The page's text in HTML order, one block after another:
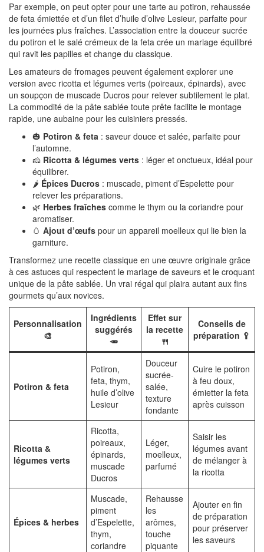
Par exemple, on peut opter pour une tarte au potiron, rehaussée
de feta émiettée et d’un filet d’huile d’olive Lesieur, parfaite pour
les journées plus fraîches. L’association entre la douceur sucrée
du potiron et le salé crémeux de la feta crée un mariage équilibré
qui ravit les papilles et change du classique.
Les amateurs de fromages peuvent également explorer une
version avec ricotta et légumes verts (poireaux, épinards), avec
un soupçon de muscade Ducros pour relever subtilement le plat.
La commodité de la pâte sablée toute prête facilite le montage
rapide, une aubaine pour les cuisiniers pressés.
🎃 Potiron & feta : saveur douce et salée, parfaite pour
l’automne.
🧀 Ricotta & légumes verts : léger et onctueux, idéal pour
équilibrer.
🌶️ Épices Ducros : muscade, piment d’Espelette pour
relever les préparations.
🌿 Herbes fraîches comme le thym ou la coriandre pour
aromatiser.
🥚 Ajout d’œufs pour un appareil moelleux qui lie bien la
garniture.
Transformez une recette classique en une œuvre originale grâce
à ces astuces qui respectent le mariage de saveurs et le croquant
unique de la pâte sablée. Un vrai régal qui plaira autant aux fins
gourmets qu’aux novices.
Personnalisation
🎨
Ingrédients
suggérés
🥕
Effet sur
la recette
🍴
Conseils de
préparation 🥄
Potiron & feta
Potiron,
feta, thym,
huile d’olive
Lesieur
Douceur
sucrée-
salée,
texture
fondante
Cuire le potiron
à feu doux,
émietter la feta
après cuisson
Ricotta &
légumes verts
Ricotta,
poireaux,
épinards,
muscade
Ducros
Léger,
moelleux,
parfumé
Saisir les
légumes avant
de mélanger à
la ricotta
Épices & herbes
Muscade,
piment
d’Espelette,
thym,
coriandre
Rehausse
les
arômes,
touche
piquante
Ajouter en fin
de préparation
pour préserver
les saveurs